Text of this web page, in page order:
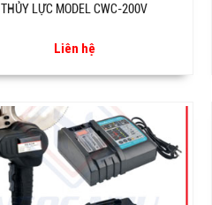
THỦY LỰC MODEL CWC-200V
Liên hệ